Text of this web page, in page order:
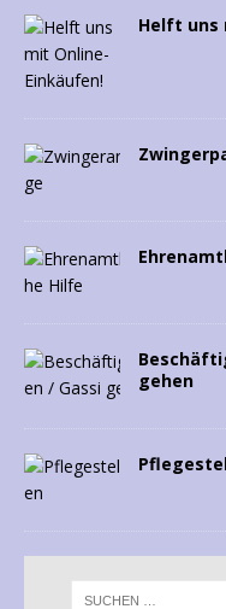
Helft uns
gehen